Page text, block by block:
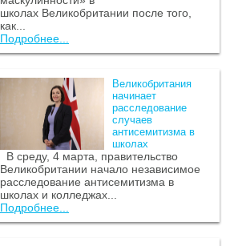
школах Великобритании после того,
как...
Подробнее...
Великобритания
начинает
расследование
случаев
антисемитизма в
школах
В среду, 4 марта, правительство
Великобритании начало независимое
расследование антисемитизма в
школах и колледжах...
Подробнее...